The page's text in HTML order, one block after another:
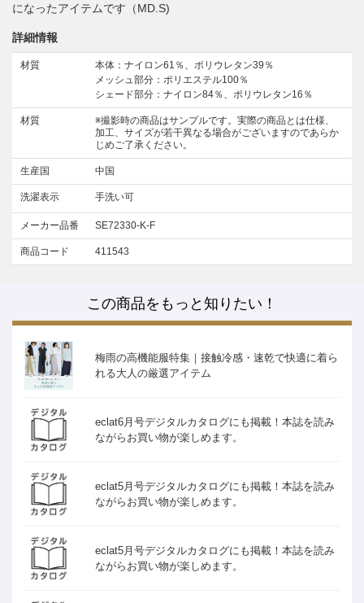
になったアイテムです（MD.S)
詳細情報
材質
本体：ナイロン61％、ポリウレタン39％
メッシュ部分：ポリエステル100％
シェード部分：ナイロン84％、ポリウレタン16％
材質
※撮影時の商品はサンプルです。実際の商品とは仕様、
加工、サイズが若干異なる場合がございますのであらか
じめご了承ください。
生産国 中国
洗濯表示 手洗い可
メーカー品番 SE72330-K-F
商品コード 411543
この商品をもっと知りたい！
梅雨の高機能服特集｜接触冷感・速乾で快適に着ら
れる大人の厳選アイテム
eclat6月号デジタルカタログにも掲載！本誌を読み
ながらお買い物が楽しめます。
eclat5月号デジタルカタログにも掲載！本誌を読み
ながらお買い物が楽しめます。
eclat5月号デジタルカタログにも掲載！本誌を読み
ながらお買い物が楽しめます。